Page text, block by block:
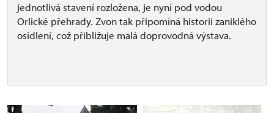
jednotlivá stavení rozložena, je nyní pod vodou
Orlické přehrady. Zvon tak připomíná historii zaniklého
osídlení, což přibližuje malá doprovodná výstava.